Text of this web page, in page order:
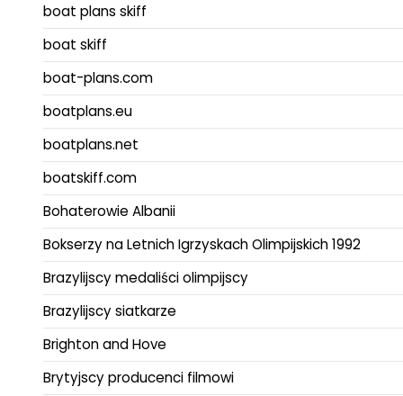
boat plans skiff
boat skiff
boat-plans.com
boatplans.eu
boatplans.net
boatskiff.com
Bohaterowie Albanii
Bokserzy na Letnich Igrzyskach Olimpijskich 1992
Brazylijscy medaliści olimpijscy
Brazylijscy siatkarze
Brighton and Hove
Brytyjscy producenci filmowi